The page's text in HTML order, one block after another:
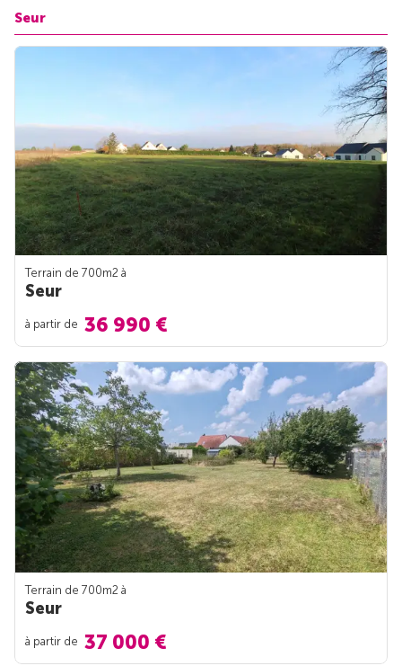
Seur
Terrain de 700m2 à
Seur
à partir de 36 990 €
Terrain de 700m2 à
Seur
à partir de 37 000 €